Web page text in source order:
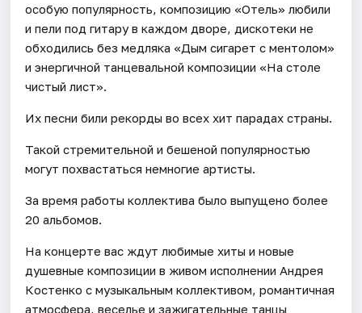
особую популярность, композицию «Отель» любили
и пели под гитару в каждом дворе, дискотеки не
обходились без медляка «Дым сигарет с ментолом»
и энергичной танцевальной композиции «На столе
чистый лист».
Их песни били рекорды во всех хит парадах страны.
Такой стремительной и бешеной популярностью
могут похвастаться немногие артисты.
За время работы коллектива было выпущено более
20 альбомов.
На концерте вас ждут любимые хиты и новые
душевные композиции в живом исполнении Андрея
Костенко с музыкальным коллективом, романтичная
атмосфера, веселье и зажигательные танцы